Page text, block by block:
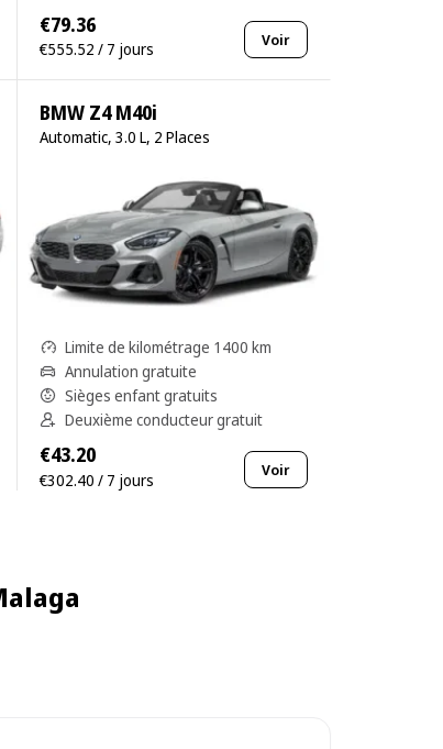
€79.36
€555.52 / 7 jours Voir
BMW Z4 M40i
Automatic, 3.0 L, 2 Places
Limite de kilométrage 1400 km
Annulation gratuite
Sièges enfant gratuits
Deuxième conducteur gratuit
€43.20
€302.40 / 7 jours Voir